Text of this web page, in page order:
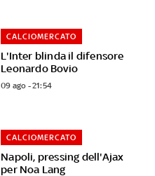
L'Inter blinda il difensore
Leonardo Bovio
CALCIOMERCATO
09 ago - 21:54
Napoli, pressing dell'Ajax
per Noa Lang
CALCIOMERCATO